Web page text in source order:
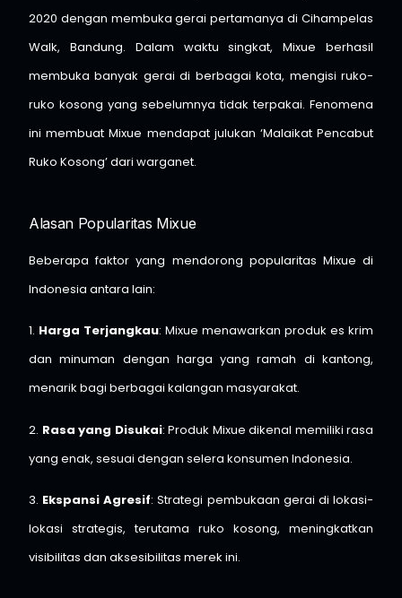
2020 dengan membuka gerai pertamanya di Cihampelas
Walk, Bandung. Dalam waktu singkat, Mixue berhasil
membuka banyak gerai di berbagai kota, mengisi ruko-
ruko kosong yang sebelumnya tidak terpakai. Fenomena
ini membuat Mixue mendapat julukan ‘Malaikat Pencabut
Ruko Kosong’ dari warganet. ​
Alasan Popularitas Mixue
Beberapa faktor yang mendorong popularitas Mixue di
Indonesia antara lain:
1. Harga Terjangkau: Mixue menawarkan produk es krim
dan minuman dengan harga yang ramah di kantong,
menarik bagi berbagai kalangan masyarakat.​
2. Rasa yang Disukai: Produk Mixue dikenal memiliki rasa
yang enak, sesuai dengan selera konsumen Indonesia.​
3. Ekspansi Agresif: Strategi pembukaan gerai di lokasi-
lokasi strategis, terutama ruko kosong, meningkatkan
visibilitas dan aksesibilitas merek ini. ​